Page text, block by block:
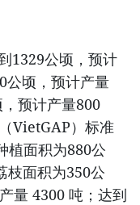
1329公顷，预计
公顷，预计产量
预计产量800
VietGAP）标准
植面积为880公
枝面积为350公
量 4300 吨；达到